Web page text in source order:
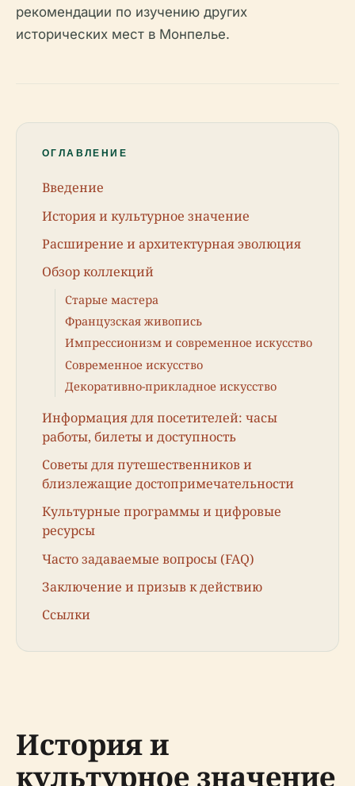
рекомендации по изучению других
исторических мест в Монпелье.
ОГЛАВЛЕНИЕ
Введение
История и культурное значение
Расширение и архитектурная эволюция
Обзор коллекций
Старые мастера
Французская живопись
Импрессионизм и современное искусство
Современное искусство
Декоративно-прикладное искусство
Информация для посетителей: часы
работы, билеты и доступность
Советы для путешественников и
близлежащие достопримечательности
Культурные программы и цифровые
ресурсы
Часто задаваемые вопросы (FAQ)
Заключение и призыв к действию
Ссылки
История и
культурное значение